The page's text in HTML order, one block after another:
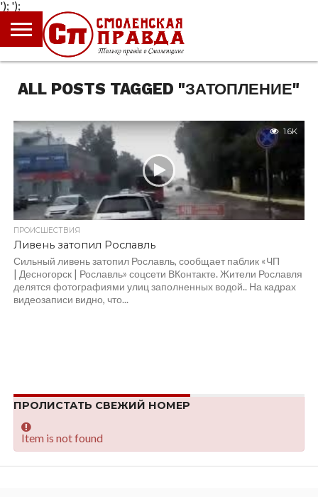
');
ГЛАВНАЯ
НОВОСТИ
ПРОИСШЕСТВИЯ
ПОЛИТИКА
КУЛЬТУРА
ЭКОНОМИКА
ОБЩЕСТВО
БЛОГИ
ALL POSTS TAGGED "ЗАТОПЛЕНИЕ"
1.6K
ПРОИСШЕСТВИЯ
Ливень затопил Рославль
Сильный ливень затопил Рославль, сообщает паблик «ЧП
| Десногорск | Рославль» соцсети ВКонтакте. Жители Рославля
делятся фотографиями улиц заполненных водой.. На кадрах
видеозаписи видно, что...
ПРОЛИСТАТЬ СВЕЖИЙ НОМЕР
Item is not found
');